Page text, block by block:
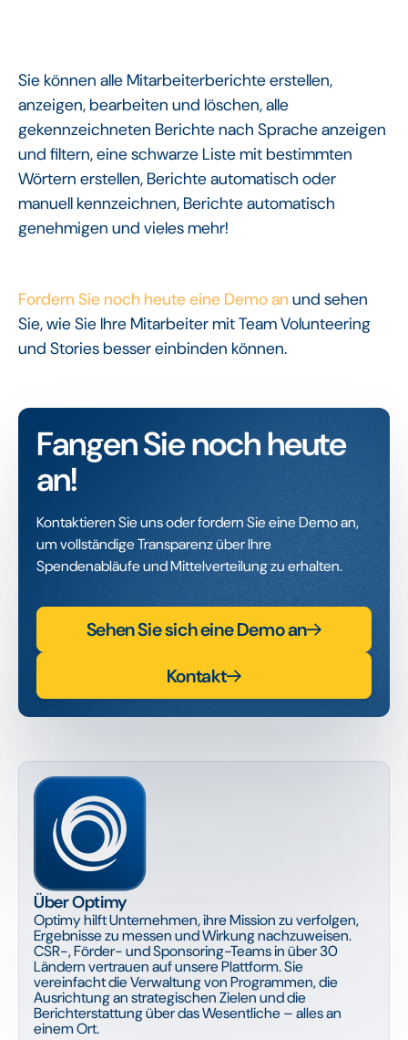
Sie können alle Mitarbeiterberichte erstellen,
anzeigen, bearbeiten und löschen, alle
gekennzeichneten Berichte nach Sprache anzeigen
und filtern, eine schwarze Liste mit bestimmten
Wörtern erstellen, Berichte automatisch oder
manuell kennzeichnen, Berichte automatisch
genehmigen und vieles mehr!
Fordern Sie noch heute eine Demo an und sehen
Sie, wie Sie Ihre Mitarbeiter mit Team Volunteering
und Stories besser einbinden können.
Fangen Sie noch heute
an!
Kontaktieren Sie uns oder fordern Sie eine Demo an,
um vollständige Transparenz über Ihre
Spendenabläufe und Mittelverteilung zu erhalten.
Sehen Sie sich eine Demo an
Kontakt
Über Optimy
Optimy hilft Unternehmen, ihre Mission zu verfolgen,
Ergebnisse zu messen und Wirkung nachzuweisen.
CSR-, Förder- und Sponsoring-Teams in über 30
Ländern vertrauen auf unsere Plattform. Sie
vereinfacht die Verwaltung von Programmen, die
Ausrichtung an strategischen Zielen und die
Berichterstattung über das Wesentliche – alles an
einem Ort.